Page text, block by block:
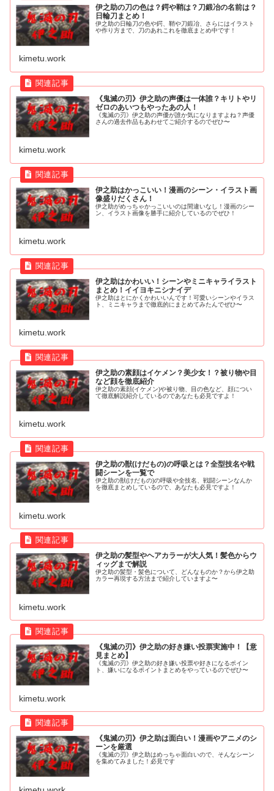
伊之助の刀の色は？鍔や鞘は？刀鍛冶の名前は？
日輪刀まとめ！
伊之助の日輪刀の色や鍔、鞘や刀鍛冶、さらにはイラスト
や作り方まで、刀のあれこれを徹底まとめ中です！
kimetu.work
《鬼滅の刃》伊之助の声優は一体誰？キリトやリ
ゼロのあいつもやったあの人！
《鬼滅の刃》伊之助の声優が誰か気になりますよね？声優
さんの過去作品もあわせてご紹介するのでぜひ〜
kimetu.work
伊之助はかっこいい！漫画のシーン・イラスト画
像盛りだくさん！
伊之助がめっちゃかっこいいのは間違いなし！漫画のシー
ン、イラスト画像を勝手に紹介しているのでぜひ！
kimetu.work
伊之助はかわいい！シーンやミニキャライラスト
まとめ！イイヨキニシナイデ
伊之助はとにかくかわいいんです！可愛いシーンやイラス
ト、ミニキャラまで徹底的にまとめてみたんでぜひ〜
kimetu.work
伊之助の素顔はイケメン？美少女！？被り物や目
など顔を徹底紹介
伊之助の素顔(イケメン)や被り物、目の色など、顔につい
て徹底解説紹介しているのであなたも必見ですよ！
kimetu.work
伊之助の獣(けだもの)の呼吸とは？全型技名や戦
闘シーンを一覧で
伊之助の獣(けだもの)の呼吸や全技名、戦闘シーンなんか
を徹底まとめしているので、あなたも必見ですよ！
kimetu.work
伊之助の髪型やヘアカラーが大人気！髪色からウ
ィッグまで解説
伊之助の髪型・髪色について、どんなものか？から伊之助
カラー再現する方法まで紹介していますよ〜
kimetu.work
《鬼滅の刃》伊之助の好き嫌い投票実施中！【意
見まとめ】
《鬼滅の刃》伊之助の好き嫌い投票や好きになるポイン
ト、嫌いになるポイントまとめをやっているのでぜひ〜
kimetu.work
《鬼滅の刃》伊之助は面白い！漫画やアニメのシ
ーンを厳選
《鬼滅の刃》伊之助はめっちゃ面白いので、そんなシーン
を集めてみました！必見です